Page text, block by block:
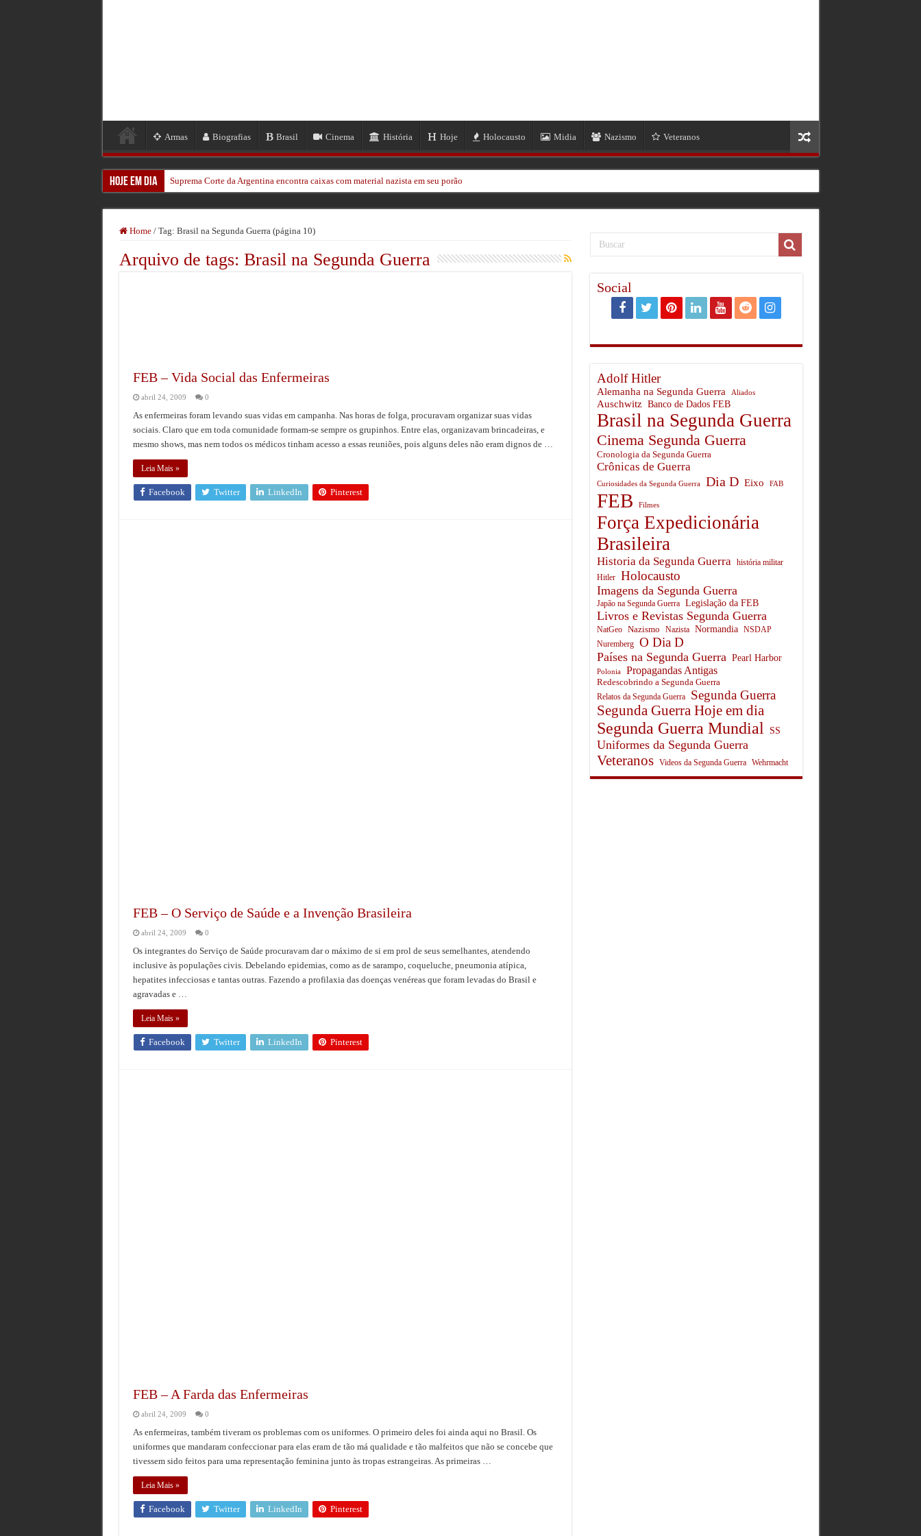
Armas Biografias Brasil Cinema História Hoje Holocausto Midia Nazismo Veteranos
Hoje em Dia Suprema Corte da Argentina encontra caixas com material nazista em seu porão
Um Herói Encontrado: A História de Neil Frye na Segunda Guerra Mundial
Aos 105 anos, morre John ‘Paddy’ Hemingway, o último guardião dos céus da Batalha da Grã-Bretanha
Home / Tag: Brasil na Segunda Guerra(página 10)
Arquivo de tags: Brasil na Segunda Guerra
FEB – Vida Social das Enfermeiras
abril 24, 2009 0
As enfermeiras foram levando suas vidas em campanha. Nas horas de folga, procuravam organizar suas vidas
sociais. Claro que em toda comunidade formam-se sempre os grupinhos. Entre elas, organizavam brincadeiras, e
mesmo shows, mas nem todos os médicos tinham acesso a essas reuniões, pois alguns deles não eram dignos de …
Leia Mais »
Facebook Twitter LinkedIn Pinterest
FEB – O Serviço de Saúde e a Invenção Brasileira
abril 24, 2009 0
Os integrantes do Serviço de Saúde procuravam dar o máximo de si em prol de seus semelhantes, atendendo
inclusive às populações civis. Debelando epidemias, como as de sarampo, coqueluche, pneumonia atípica,
hepatites infecciosas e tantas outras. Fazendo a profilaxia das doenças venéreas que foram levadas do Brasil e
agravadas e …
Leia Mais »
Facebook Twitter LinkedIn Pinterest
FEB – A Farda das Enfermeiras
abril 24, 2009 0
As enfermeiras, também tiveram os problemas com os uniformes. O primeiro deles foi ainda aqui no Brasil. Os
uniformes que mandaram confeccionar para elas eram de tão má qualidade e tão malfeitos que não se concebe que
tivessem sido feitos para uma representação feminina junto às tropas estrangeiras. As primeiras …
Leia Mais »
Facebook Twitter LinkedIn Pinterest
Social
Adolf Hitler
Alemanha na Segunda Guerra Aliados
Auschwitz Banco de Dados FEB
Brasil na Segunda Guerra
Cinema Segunda Guerra
Cronologia da Segunda Guerra
Crônicas de Guerra
Curiosidades da Segunda Guerra Dia D Eixo FAB
FEB Filmes
Força Expedicionária
Brasileira
Historia da Segunda Guerra
história militar
Hitler
Holocausto
Imagens da Segunda Guerra
Japão na Segunda Guerra Legislação da FEB
Livros e Revistas Segunda Guerra
NatGeo Nazismo Nazista Normandia
NSDAP
Nuremberg
O Dia D
Países na Segunda Guerra Pearl Harbor
Polonia Propagandas Antigas
Redescobrindo a Segunda Guerra
Relatos da Segunda Guerra Segunda Guerra
Segunda Guerra Hoje em dia
Segunda Guerra Mundial SS
Uniformes da Segunda Guerra
Veteranos Videos da Segunda Guerra Wehrmacht